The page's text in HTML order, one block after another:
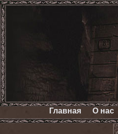
Главная О нас